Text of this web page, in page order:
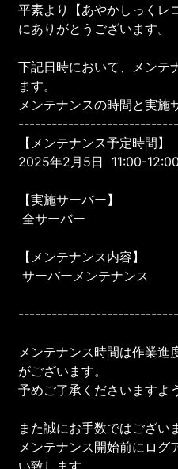
平素より【あやかしっくレ
にありがとうございます。
下記日時において、メンテ
ます。
メンテナンスの時間と実施
【メンテナンス予定時間】
2025年2月5日 11:00-12:00
【実施サーバー】
全サーバー
【メンテナンス内容】
サーバーメンテナンス
メンテナンス時間は作業進
がございます。
予めご了承くださいますよ
また誠にお手数ではござい
メンテナンス開始前にログ
い致します。